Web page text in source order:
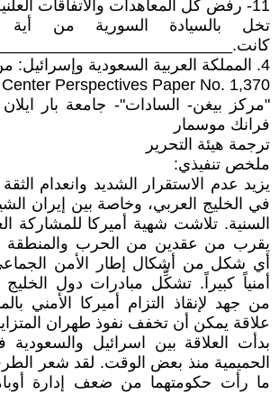
11- رفض كل المعاهدات والاتفاقات
تخل بالسيادة السورية من
4. المملكة العربية السعودية وإسرائيل: من يحتاج من؟
Perspectives Paper No. 1,370
"مركز بيغن- السادات"- جامعة بار
فرانك موسمار
ترجمة هيئة التحرير
ملخص تنفيذي:
يزيد عدم الاستقرار الشديد وانعدام
في الخليج العربي، وخاصة بين إيران
السنية. تلاشت شهية أميركا للمشاركة
يقرب من عقدين من الحرب والمنطقة
أي شكل من أشكال إطار الأمن
أمنياً كبيراً. تشكِّل مبادرات دول الخليج
من جهد لإنقاذ التزام أميركا الأمني
علاقة يمكن أن تخفف نفوذ طهران
بدأت العلاقة بين اسرائيل والسعودية
الحميمية منذ بعض الوقت. لقد شعر
ما رأت حكومتهما من ضعف إدارة